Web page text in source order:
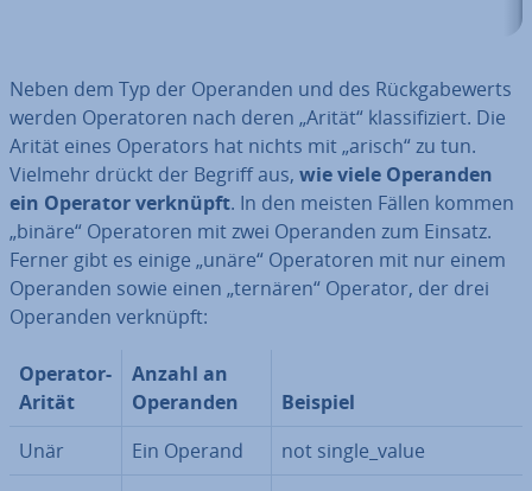
Neben dem Typ der Operanden und des Rück­ga­be­werts
werden Ope­ra­to­ren nach deren „Arität“ klas­si­fi­ziert. Die
Arität eines Operators hat nichts mit „arisch“ zu tun.
Vielmehr drückt der Begriff aus, wie viele Operanden
ein Operator verknüpft. In den meisten Fällen kommen
„binäre“ Ope­ra­to­ren mit zwei Operanden zum Einsatz.
Ferner gibt es einige „unäre“ Ope­ra­to­ren mit nur einem
Operanden sowie einen „ternären“ Operator, der drei
Operanden verknüpft:
Operator-
Arität
Anzahl an
Operanden
Beispiel
Unär
Ein Operand
not single_value